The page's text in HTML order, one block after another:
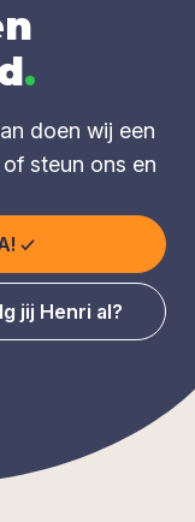
.
doen wij een
steun ons en
jij Henri al?